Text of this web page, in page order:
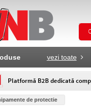
vezi toate
Platformă B2B dedicată
de protectie